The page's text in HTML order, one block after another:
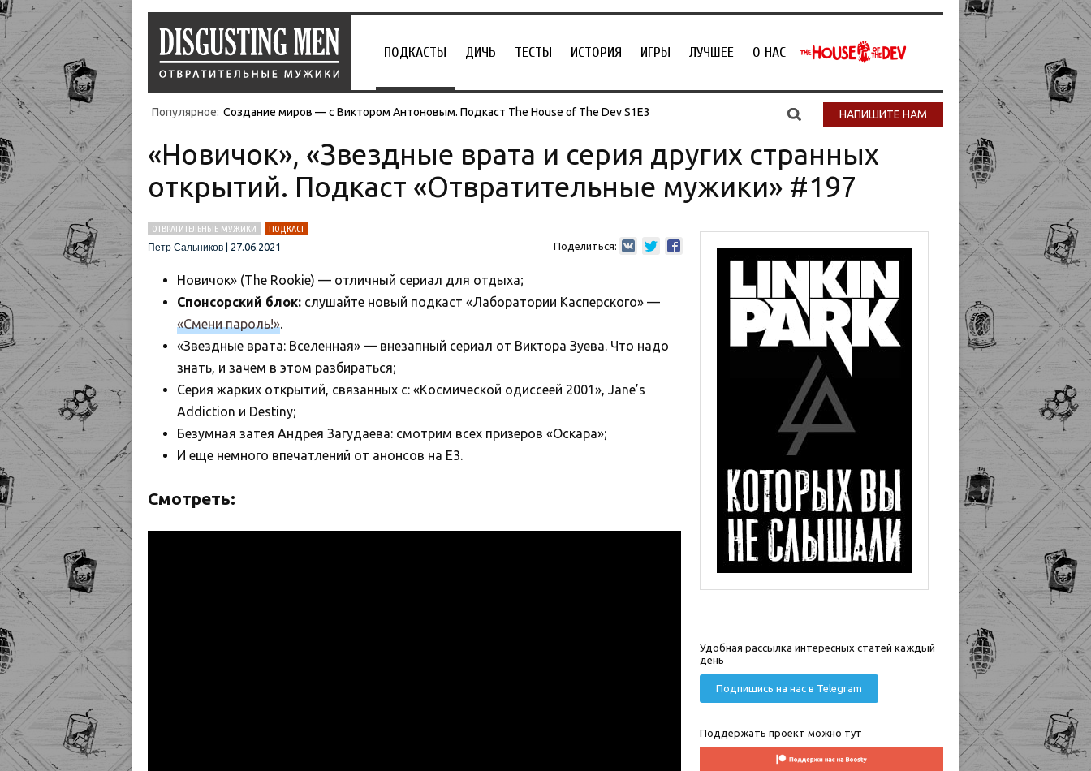
ПОДКАСТЫ ДИЧЬ ТЕСТЫ ИСТОРИЯ ИГРЫ ЛУЧШЕЕ О НАС
Популярное: Создание миров — с Виктором Антоновым. Подкаст The House of The Dev S1E3 НАПИШИТЕ НАМ
«Новичок», «Звездные врата и серия других странных
открытий. Подкаст «Отвратительные мужики» #197
ОТВРАТИТЕЛЬНЫЕ МУЖИКИ
ПОДКАСТ
Петр Сальников
27.06.2021 Поделиться:
Новичок» (The Rookie) — отличный сериал для отдыха;
Спонсорский блок: слушайте новый подкаст «Лаборатории Касперского» —
«Смени пароль!».
«Звездные врата: Вселенная» — внезапный сериал от Виктора Зуева. Что надо
знать, и зачем в этом разбираться;
Серия жарких открытий, связанных с: «Космической одиссеей 2001», Jane’s
Addiction и Destiny;
Безумная затея Андрея Загудаева: смотрим всех призеров «Оскара»;
И еще немного впечатлений от анонсов на E3.
Смотреть:
Удобная рассылка интересных статей каждый
день
Подпишись на нас в Telegram
Поддержать проект можно тут